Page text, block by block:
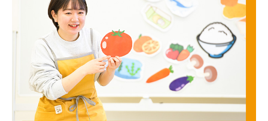
Admission
入試イベント
OpenCampus
地域連携・研究
Cooperation&Research